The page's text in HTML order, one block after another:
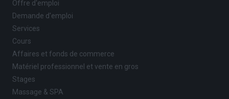
Offre d'emploi
Demande d'emploi
Services
Cours
Affaires et fonds de commerce
Matériel professionnel et vente en gros
Stages
Massage & SPA